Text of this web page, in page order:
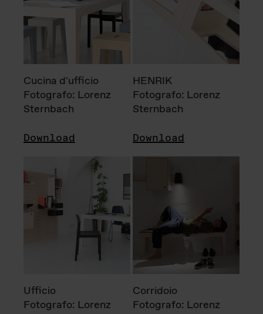
Cucina d'ufficio
Fotografo: Lorenz
Sternbach
Download
HENRIK
Fotografo: Lorenz
Sternbach
Download
Ufficio
Fotografo: Lorenz
Corridoio
Fotografo: Lorenz